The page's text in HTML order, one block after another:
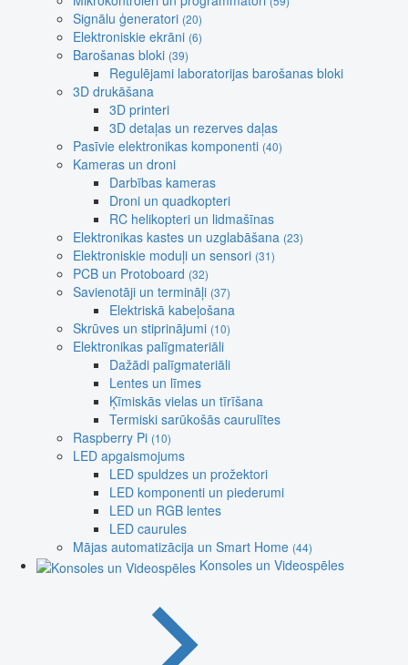
Signālu ģeneratori (20)
Elektroniskie ekrāni (6)
Barošanas bloki (39)
Regulējami laboratorijas barošanas bloki
3D drukāšana
3D printeri
3D detaļas un rezerves daļas
Pasīvie elektronikas komponenti (40)
Kameras un droni
Darbības kameras
Droni un quadkopteri
RC helikopteri un lidmašīnas
Elektronikas kastes un uzglabāšana (23)
Elektroniskie moduļi un sensori (31)
PCB un Protoboard (32)
Savienotāji un termināļi (37)
Elektriskā kabeļošana
Skrūves un stiprinājumi (10)
Elektronikas palīgmateriāli
Dažādi palīgmateriāli
Lentes un līmes
Ķīmiskās vielas un tīrīšana
Termiski sarūkošās caurulītes
Raspberry Pi (10)
LED apgaismojums
LED spuldzes un prožektori
LED komponenti un piederumi
LED un RGB lentes
LED caurules
Mājas automatizācija un Smart Home (44)
Konsoles un Videospēles